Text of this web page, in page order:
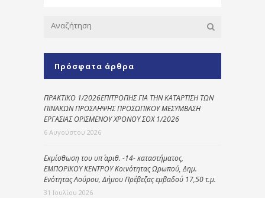
Πρόσφατα άρθρα
ΠΡΑΚΤΙΚΟ 1/2026ΕΠΙΤΡΟΠΗΣ ΓΙΑ ΤΗΝ ΚΑΤΑΡΤΙΣΗ ΤΩΝ
ΠΙΝΑΚΩΝ ΠΡΟΣΛΗΨΗΣ ΠΡΟΣΩΠΙΚΟΥ ΜΕΣΥΜΒΑΣΗ
ΕΡΓΑΣΙΑΣ ΟΡΙΣΜΕΝΟΥ ΧΡΟΝΟΥ ΣΟΧ 1/2026
6 Αυγούστου 2026
Εκμίσθωση του υπ΄ αριθ. -14- καταστήματος,
ΕΜΠΟΡΙΚΟΥ ΚΕΝΤΡΟΥ Κοινότητας Ωρωπού, Δημ.
Ενότητας Λούρου, Δήμου Πρέβεζας εμβαδού 17,50 τ.μ.
31 Ιουλίου 2026